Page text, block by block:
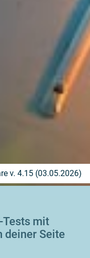
v. 4.15 (03.05.2026)
Tests mit
deiner Seite